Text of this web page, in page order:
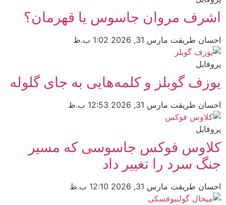
اشرف مروان جاسوس یا قهرمان؟
احسان طریقت مارس 31, 2026 1:02 ب.ظ
پروفایل
یوزف گوبلز و کلمه‌هایی به جای گلوله
احسان طریقت مارس 31, 2026 12:53 ب.ظ
پروفایل
کلاوس فوکس جاسوسی که مسیر
جنگ سرد را تغییر داد
احسان طریقت مارس 31, 2026 12:10 ب.ظ